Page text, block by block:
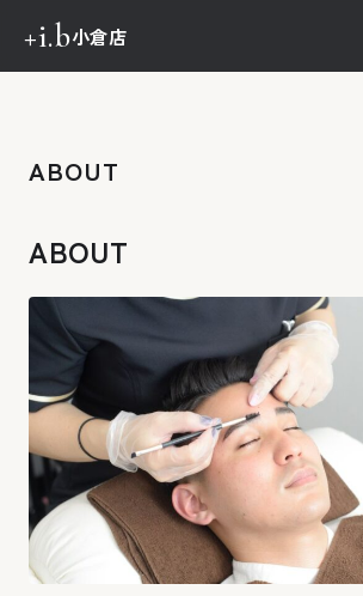
+i.b小倉店
TOP
ABOUT
+i.bの特徴
ご予約
ABOUT
ABOUT